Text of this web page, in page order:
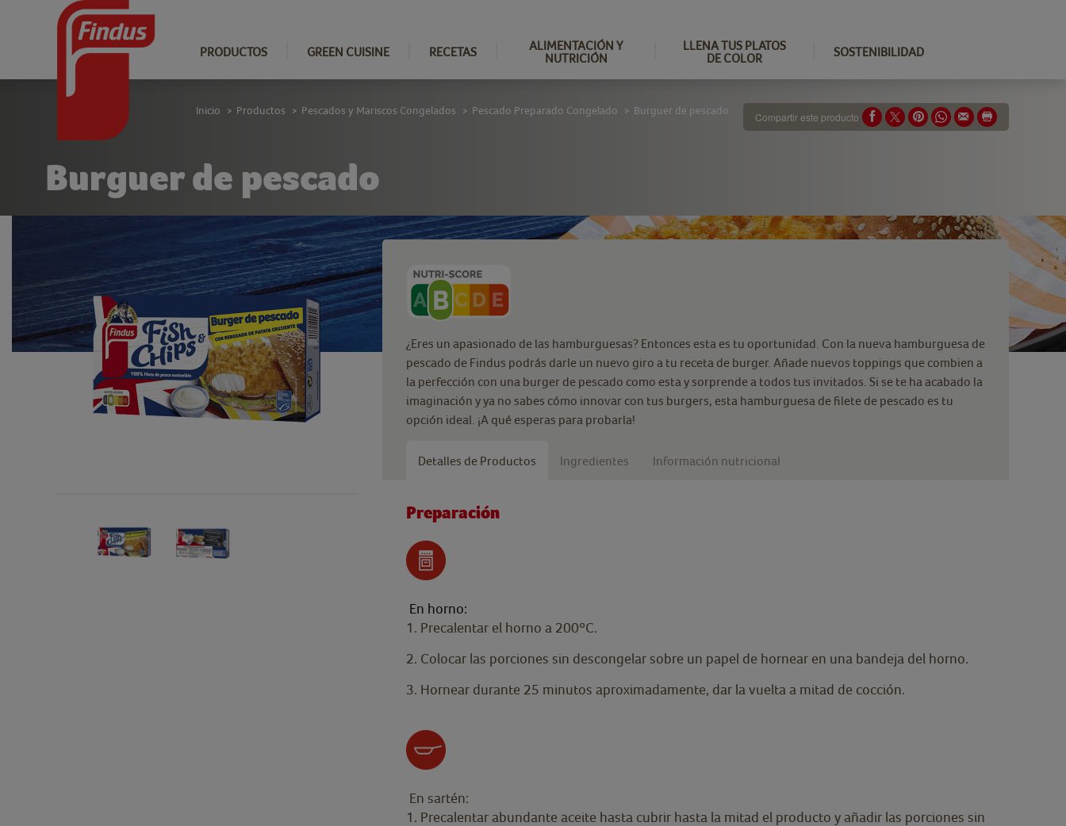
PRODUCTOS GREEN CUISINE RECETAS
ALIMENTACIÓN Y
NUTRICIÓN
LLENA TUS PLATOS
DE COLOR
SOSTENIBILIDAD
Burguer de pescado
Inicio > Productos > Pescados y Mariscos Congelados > Pescado Preparado Congelado > Burguer de pescado Compartir este producto
¿Eres un apasionado de las hamburguesas? Entonces esta es tu oportunidad. Con la nueva hamburguesa de
pescado de Findus podrás darle un nuevo giro a tu receta de burger. Añade nuevos toppings que combien a
la perfección con una burger de pescado como esta y sorprende a todos tus invitados. Si se te ha acabado la
imaginación y ya no sabes cómo innovar con tus burgers, esta hamburguesa de filete de pescado es tu
opción ideal. ¡A qué esperas para probarla!
Detalles de Productos Ingredientes Información nutricional
Preparación
En horno:
1. Precalentar el horno a 200ºC.
2. Colocar las porciones sin descongelar sobre un papel de hornear en una bandeja del horno.
3. Hornear durante 25 minutos aproximadamente, dar la vuelta a mitad de cocción.
En sartén:
1. Precalentar abundante aceite hasta cubrir hasta la mitad el producto y añadir las porciones sin